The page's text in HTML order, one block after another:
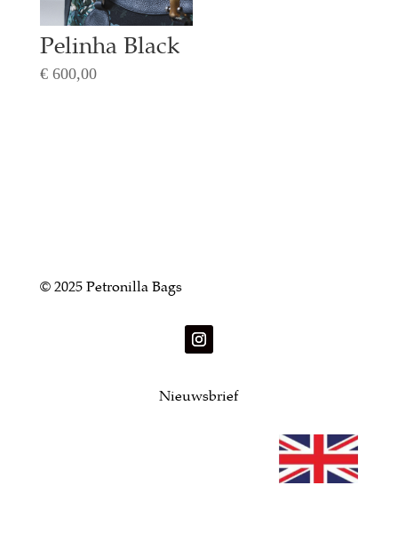
Pelinha Black
€600,00
© 2025 Petronilla Bags
Nieuwsbrief